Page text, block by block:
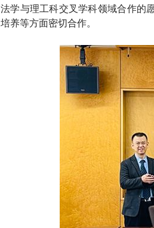
法学与理工科交叉学科领域合作的
培养等方面密切合作。